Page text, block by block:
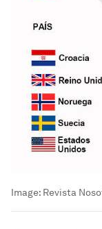
Image: Revista